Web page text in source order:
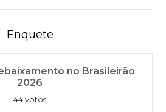
Enquete
no Brasileirão
2026
44 votos